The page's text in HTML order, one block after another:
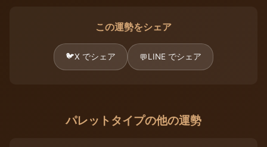
この運勢をシェア
🐦X でシェア 💬LINE でシェア
パレットタイプの他の運勢